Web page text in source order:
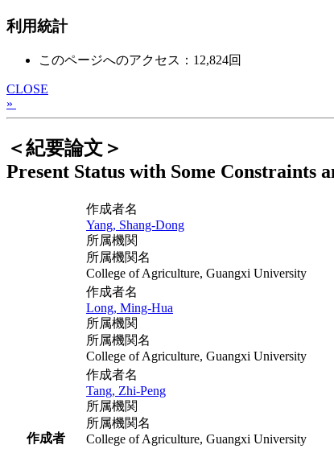
利用統計
このページへのアクセス：12,824回
CLOSE
»
＜紀要論文＞
Present Status with Some
作成者
作成者名
Yang, Shang-Dong
所属機関
所属機関名
College of Agriculture, Guangxi University
作成者名
Long, Ming-Hua
所属機関
所属機関名
College of Agriculture, Guangxi University
作成者名
Tang, Zhi-Peng
所属機関
所属機関名
College of Agriculture, Guangxi University